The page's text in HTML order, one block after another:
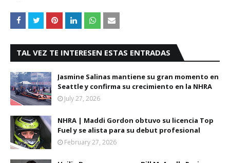
TAL VEZ TE INTERESEN ESTAS ENTRADAS
Jasmine Salinas mantiene su gran momento en
Seattle y confirma su crecimiento en la NHRA
July 27, 2026
NHRA | Maddi Gordon obtuvo su licencia Top
Fuel y se alista para su debut profesional
February 27, 2026